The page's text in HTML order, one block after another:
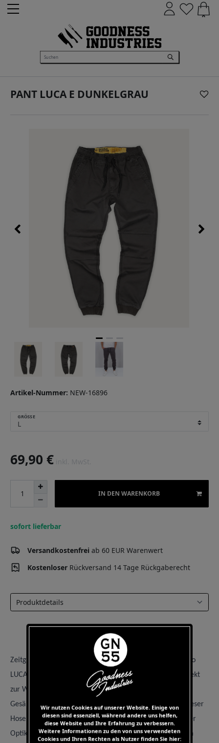
0
PANT LUCA E DUNKELGRAU
Artikel-Nummer: NEW-16896
GRÖSSE
69,90 €
IN DEN WARENKORB
sofort lieferbar
Versandkostenfrei ab 60 EUR Warenwert
Kostenloser Rückversand 14 Tage Rückgaberecht
Select a tab
Zeitgenössisch und konisch geschnittene GOODNESS Chino
LUCA E aus 97% Baumwolle und3% Elastan, welche perfekt
zur Workwear oder Streetwear passt. Die verdeckten
Gesäßtaschen und die elastischen Fußbündchen geben dieser
Hose eine klare Linie, die großen Hosentaschen eine super
Optik. Der gummierte Hosenbund wird optisch von einem
Wir nutzen Cookies auf unserer Website. Einige von
diesen sind essenziell, während andere uns helfen,
diese Website und Ihre Erfahrung zu verbessern.
Weitere Informationen zu den von uns verwendeten
Cookies und Ihren Rechten als Nutzer finden Sie hier: